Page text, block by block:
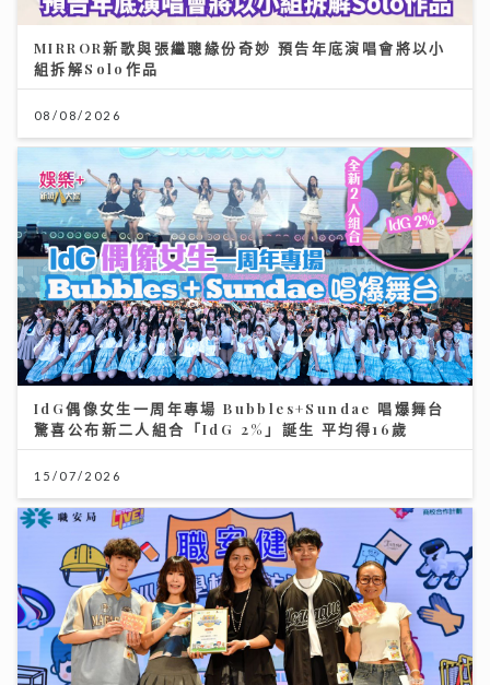
MIRROR新歌與張繼聰緣份奇妙 預告年底演唱會將以小
組拆解Solo作品
08/08/2026
IdG偶像女生一周年專場 Bubbles+Sundae 唱爆舞台
驚喜公布新二人組合「IdG 2%」誕生 平均得16歲
15/07/2026